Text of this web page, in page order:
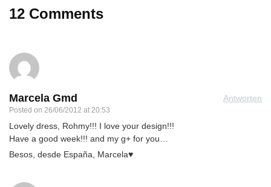
12 Comments
Marcela Gmd
Posted on 26/06/2012 at 20:53
Antworten
Lovely dress, Rohmy!!! I love your design!!!
Have a good week!!! and my g+ for you…
Besos, desde España, Marcela♥